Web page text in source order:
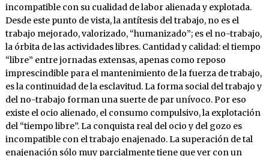
incompatible con su cualidad de labor alienada y explotada.
Desde este punto de vista, la antítesis del trabajo, no es el
trabajo mejorado, valorizado, “humanizado”; es el no-trabajo,
la órbita de las actividades libres. Cantidad y calidad: el tiempo
“libre” entre jornadas extensas, apenas como reposo
imprescindible para el mantenimiento de la fuerza de trabajo,
es la continuidad de la esclavitud. La forma social del trabajo y
del no-trabajo forman una suerte de par unívoco. Por eso
existe el ocio alienado, el consumo compulsivo, la explotación
del “tiempo libre”. La conquista real del ocio y del gozo es
incompatible con el trabajo enajenado. La superación de tal
enajenación sólo muy parcialmente tiene que ver con un